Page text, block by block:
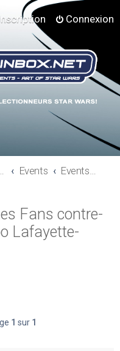
Connexion
Inscription
Mint In Box Events Events - Sortie - Salons
Fans contre-
Lafayette-
1 sur 1